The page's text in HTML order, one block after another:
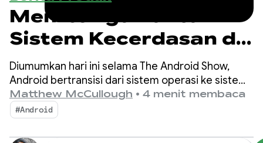
Membangun untuk
Sistem Kecerdasan di
Android
Diumumkan hari ini selama The Android Show,
Android bertransisi dari sistem operasi ke sistem
kecerdasan, sehingga menciptakan lebih banyak
peluang untuk interaksi dengan aplikasi Anda.
Matthew McCullough • 4 menit membaca
#Android